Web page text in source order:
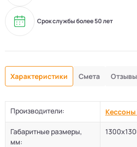
Срок службы более 50 лет
Характеристики Смета Отзывы
Производители: Кессоны
Габаритные размеры,
мм: